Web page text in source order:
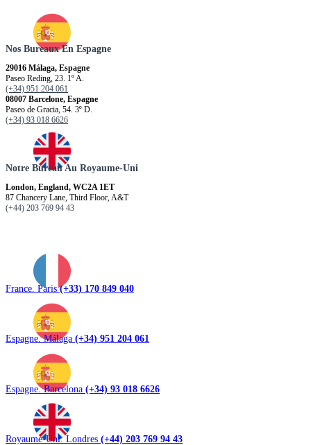
Nos Bureaux En Espagne
29016 Málaga, Espagne
Paseo Reding, 23. 1º A.
(+34) 951 204 061
08007 Barcelone, Espagne
Paseo de Gracia, 54. 3º D.
(+34) 93 018 6626
Notre Bureau Au Royaume-Uni
London, England, WC2A 1ET
87 Chancery Lane, Third Floor, A&T
(+44) 203 769 94 43
France. Paris(+33) 170 849 040
Espagne. Málaga (+34) 951 204 061
Espagne. Barcelona (+34) 93 018 6626
Royaume-Uni. Londres (+44) 203 769 94 43